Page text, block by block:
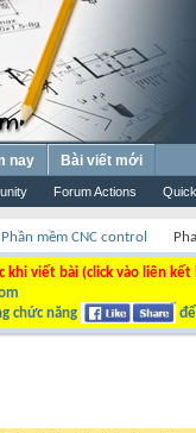
Forum Actions
nay Bài viết mới
Phần mềm CNC control
khi viết bài (click vào liên
chức năng